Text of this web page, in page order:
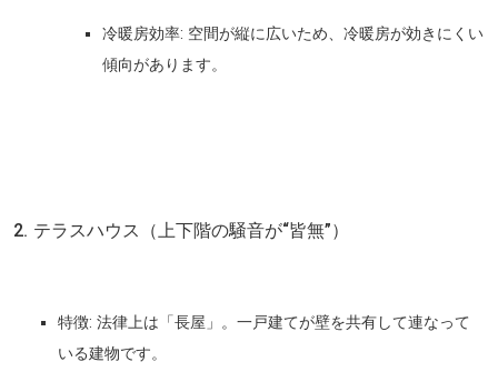
冷暖房効率: 空間が縦に広いため、冷暖房が効きにくい
傾向があります。
2. テラスハウス（上下階の騒音が“皆無”）
特徴: 法律上は「長屋」。一戸建てが壁を共有して連なって
いる建物です。